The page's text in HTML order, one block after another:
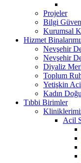
Projeler
Bilgi
Kurumsal
Hizmet
Nevşehir
Nevşehir
Diyaliz
Toplum
Yetişkin
Kadın
Tıbbi Birimler
Acil